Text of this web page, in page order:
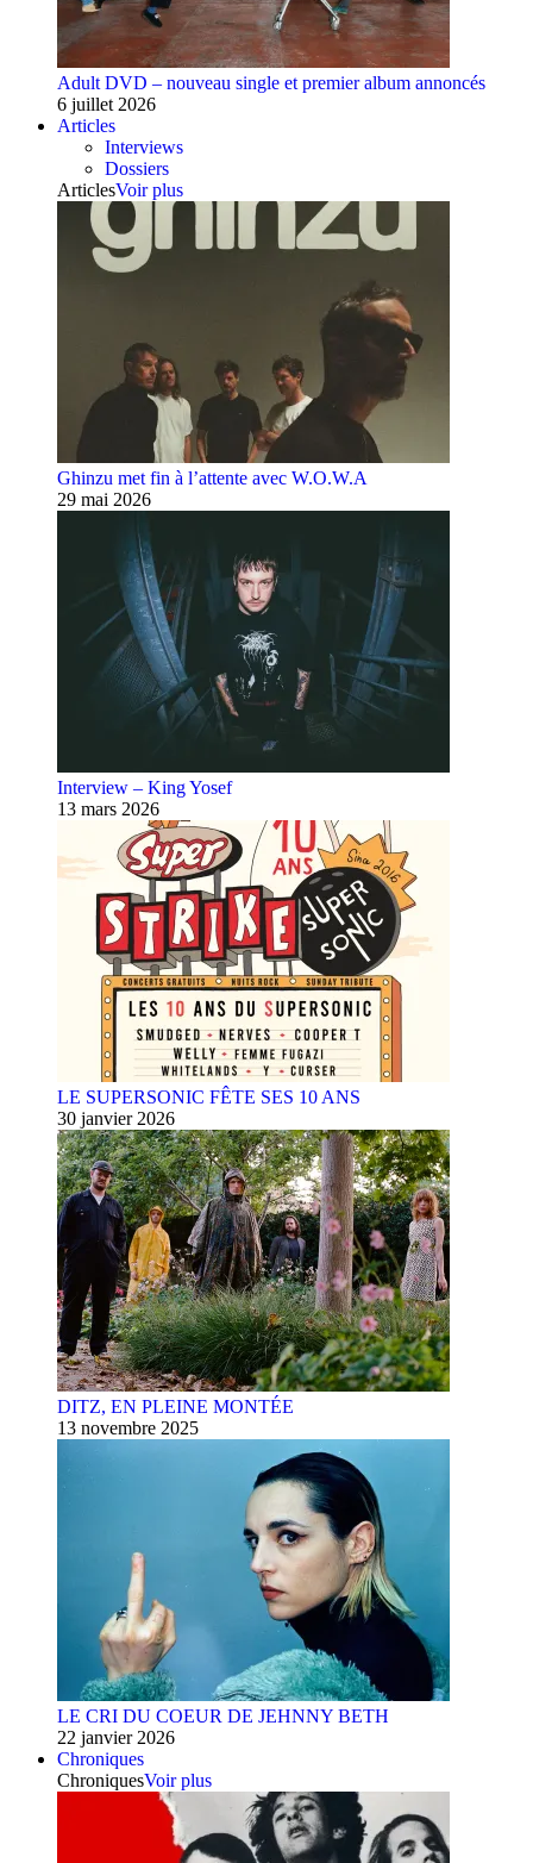
Adult DVD – nouveau single et premier album annoncés
6 juillet 2026
Articles
Interviews
Dossiers
ArticlesVoir plus
Ghinzu met fin à l’attente avec W.O.W.A
29 mai 2026
Interview – King Yosef
13 mars 2026
LE SUPERSONIC FÊTE SES 10 ANS
30 janvier 2026
DITZ, EN PLEINE MONTÉE
13 novembre 2025
LE CRI DU COEUR DE JEHNNY BETH
22 janvier 2026
Chroniques
ChroniquesVoir plus